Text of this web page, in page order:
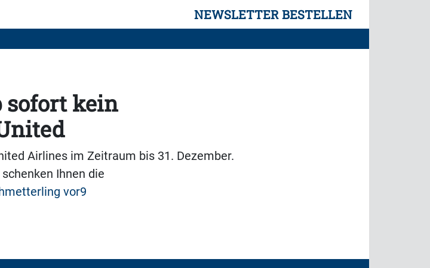
NEWSLETTER BESTELLEN
sofort kein
Airlines im Zeitraum bis 31. Dezember.
Ihnen die
vor9